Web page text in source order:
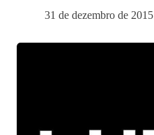
31 de dezembro de 2015